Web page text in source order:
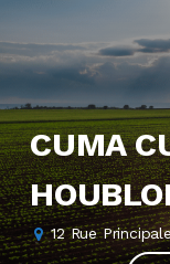
CUMA
12 Rue